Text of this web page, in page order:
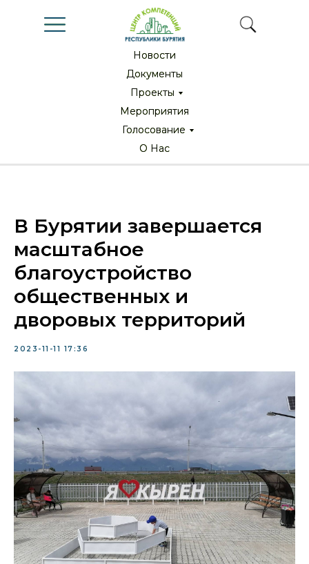
Новости
Новости
Документы
Документы
Мероприятия
Мероприятия
Проекты
Проекты
О Нас
О Нас
Голосование
Голосование
В Бурятии завершается
масштабное
благоустройство
общественных и
дворовых территорий
2023-11-11 17:36